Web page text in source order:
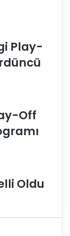
Play-
Off
Oldu